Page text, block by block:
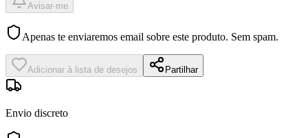
Avisar-me
Apenas te enviaremos email sobre este produto. Sem spam.
Adicionar à lista de desejos Partilhar
Envio discreto